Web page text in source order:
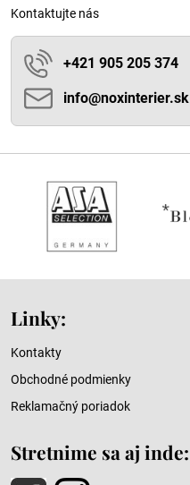
Kontaktujte nás
+421 905 205 374
info​@noxinterier​.sk
Linky:
Kontakty
Obchodné podmienky
Reklamačný poriadok
Stretnime sa aj inde: